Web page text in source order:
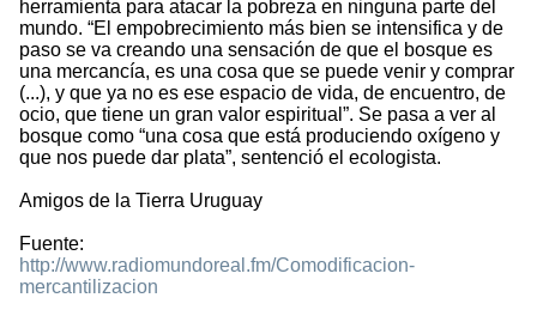
herramienta para atacar la pobreza en ninguna parte del
mundo. “El empobrecimiento más bien se intensifica y de
paso se va creando una sensación de que el bosque es
una mercancía, es una cosa que se puede venir y comprar
(...), y que ya no es ese espacio de vida, de encuentro, de
ocio, que tiene un gran valor espiritual”. Se pasa a ver al
bosque como “una cosa que está produciendo oxígeno y
que nos puede dar plata”, sentenció el ecologista.
Amigos de la Tierra Uruguay
Fuente:
http://www.radiomundoreal.fm/Comodificacion-
mercantilizacion